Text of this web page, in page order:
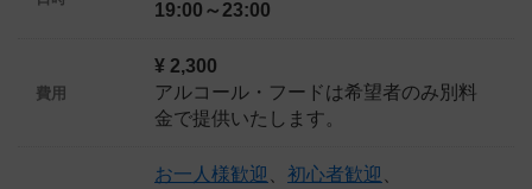
19:00～23:00
費用
¥ 2,300
アルコール・フードは希望者のみ別料
金で提供いたします。
お一人様歓迎 初心者歓迎